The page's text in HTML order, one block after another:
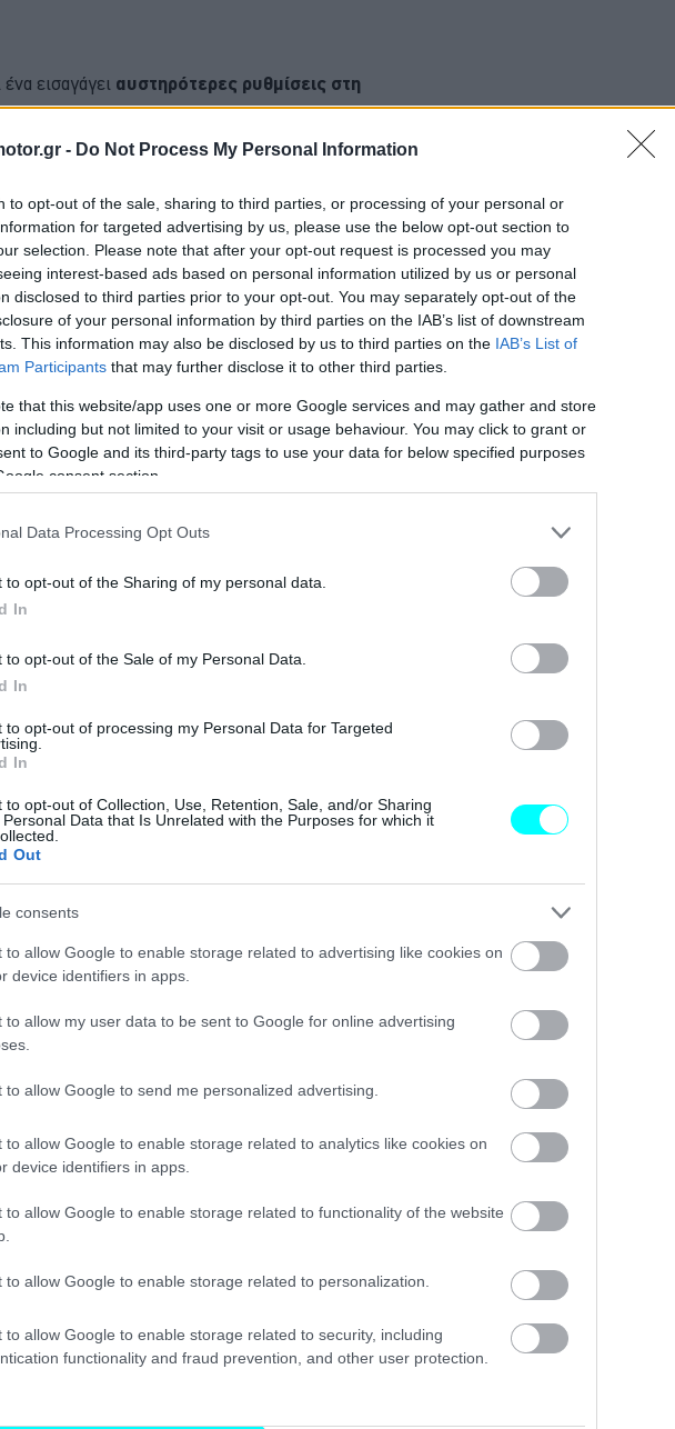
- Do Not Process My Personal Information
to opt-out of the sale, sharing to third parties, or processing of your personal or
for targeted advertising by us, please use the below opt-out section to
selection. Please note that after your opt-out request is processed you may
interest-based ads based on personal information utilized by us or personal
disclosed to third parties prior to your opt-out. You may separately opt-out of the
of your personal information by third parties on the IAB’s list of downstream
This information may also be disclosed by us to third parties on the IAB’s List of
Participants that may further disclose it to other third parties.
that this website/app uses one or more Google services and may gather and store
including but not limited to your visit or usage behaviour. You may click to grant or
to Google and its third-party tags to use your data for below specified purposes
consent section.
Data Processing Opt Outs
to opt-out of the Sharing of my personal data.
In
to opt-out of the Sale of my Personal Data.
In
to opt-out of processing my Personal Data for Targeted
In
to opt-out of Collection, Use, Retention, Sale, and/or Sharing
Data that Is Unrelated with the Purposes for which it
Out
consents
to allow Google to enable storage related to advertising like cookies on
device identifiers in apps.
to allow my user data to be sent to Google for online advertising
to allow Google to send me personalized advertising.
to allow Google to enable storage related to analytics like cookies on
device identifiers in apps.
to allow Google to enable storage related to functionality of the website
to allow Google to enable storage related to personalization.
to allow Google to enable storage related to security, including
functionality and fraud prevention, and other user protection.
εισαγάγει αυστηρότερες ρυθμίσεις στη
, προκειμένου να αποτραπεί η εμπορική
ρυπογόνων αυτοκινήτων, είτε η πώληση γίνει
BUY NOW
PUMA ΑΠΟ 21.528 ΕΥΡΩ
VIP VAN ΜΟΝΟ ΜΕ 12 ΕΥΡΩ ΤΟ ΑΤΟΜΟ
"TESLA" ΠΟΥ ΗΡΘΑΝ ΣΤΗΝ ΕΛΛΑΔΑ
τώρα, η απόδειξη ότι ένα αυτοκίνητο δεν έχει